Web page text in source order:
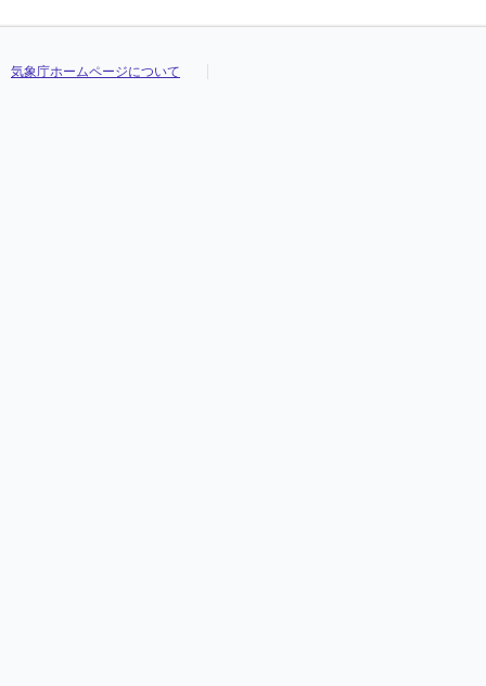
気象庁ホームページについて